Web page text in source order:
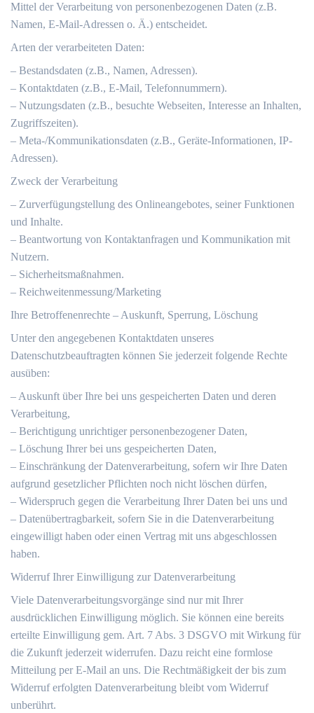
Mittel der Verarbeitung von personenbezogenen Daten (z.B.
Namen, E-Mail-Adressen o. Ä.) entscheidet.
Arten der verarbeiteten Daten:
– Bestandsdaten (z.B., Namen, Adressen).
– Kontaktdaten (z.B., E-Mail, Telefonnummern).
– Nutzungsdaten (z.B., besuchte Webseiten, Interesse an Inhalten,
Zugriffszeiten).
– Meta-/Kommunikationsdaten (z.B., Geräte-Informationen, IP-
Adressen).
Zweck der Verarbeitung
– Zurverfügungstellung des Onlineangebotes, seiner Funktionen
und Inhalte.
– Beantwortung von Kontaktanfragen und Kommunikation mit
Nutzern.
– Sicherheitsmaßnahmen.
– Reichweitenmessung/Marketing
Ihre Betroffenenrechte – Auskunft, Sperrung, Löschung
Unter den angegebenen Kontaktdaten unseres
Datenschutzbeauftragten können Sie jederzeit folgende Rechte
ausüben:
– Auskunft über Ihre bei uns gespeicherten Daten und deren
Verarbeitung,
– Berichtigung unrichtiger personenbezogener Daten,
– Löschung Ihrer bei uns gespeicherten Daten,
– Einschränkung der Datenverarbeitung, sofern wir Ihre Daten
aufgrund gesetzlicher Pflichten noch nicht löschen dürfen,
– Widerspruch gegen die Verarbeitung Ihrer Daten bei uns und
– Datenübertragbarkeit, sofern Sie in die Datenverarbeitung
eingewilligt haben oder einen Vertrag mit uns abgeschlossen
haben.
Widerruf Ihrer Einwilligung zur Datenverarbeitung
Viele Datenverarbeitungsvorgänge sind nur mit Ihrer
ausdrücklichen Einwilligung möglich. Sie können eine bereits
erteilte Einwilligung gem. Art. 7 Abs. 3 DSGVO mit Wirkung für
die Zukunft jederzeit widerrufen. Dazu reicht eine formlose
Mitteilung per E-Mail an uns. Die Rechtmäßigkeit der bis zum
Widerruf erfolgten Datenverarbeitung bleibt vom Widerruf
unberührt.